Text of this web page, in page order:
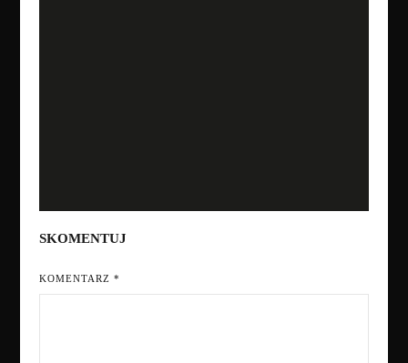
SKOMENTUJ
KOMENTARZ *